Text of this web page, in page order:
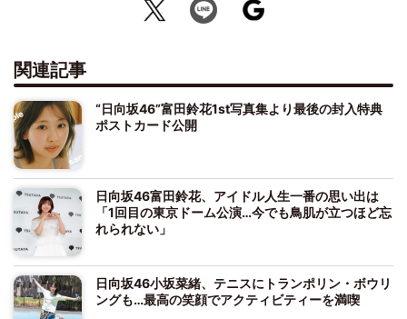
関連記事
“日向坂46”富田鈴花1st写真集より最後の封入特典
ポストカード公開
日向坂46富田鈴花、アイドル人生一番の思い出は
「1回目の東京ドーム公演…今でも鳥肌が立つほど忘
れられない」
日向坂46小坂菜緒、テニスにトランポリン・ボウリ
ングも…最高の笑顔でアクティビティーを満喫